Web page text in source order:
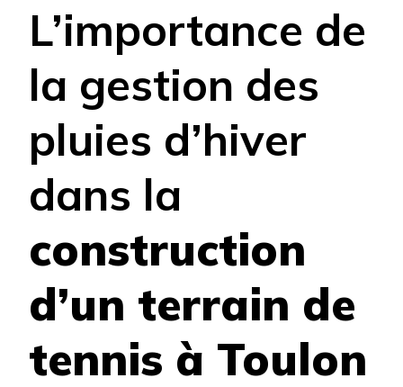
L’importance de
la gestion des
pluies d’hiver
dans la
construction
d’un terrain de
tennis à Toulon